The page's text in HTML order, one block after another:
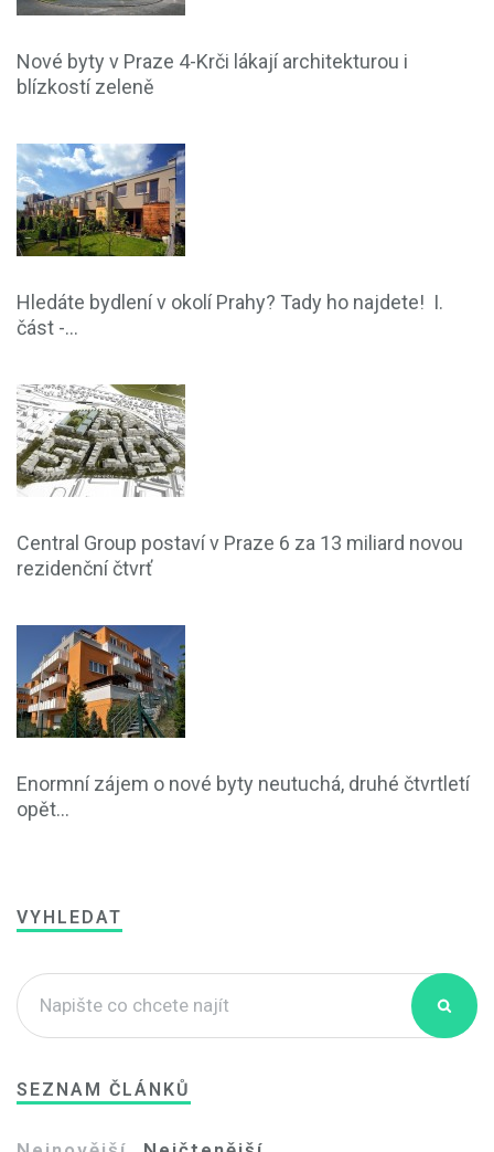
Nové byty v Praze 4-Krči lákají architekturou i
blízkostí zeleně
Hledáte bydlení v okolí Prahy? Tady ho najdete! I.
část -...
Central Group postaví v Praze 6 za 13 miliard novou
rezidenční čtvrť
Enormní zájem o nové byty neutuchá, druhé čtvrtletí
opět...
VYHLEDAT
SEZNAM ČLÁNKŮ